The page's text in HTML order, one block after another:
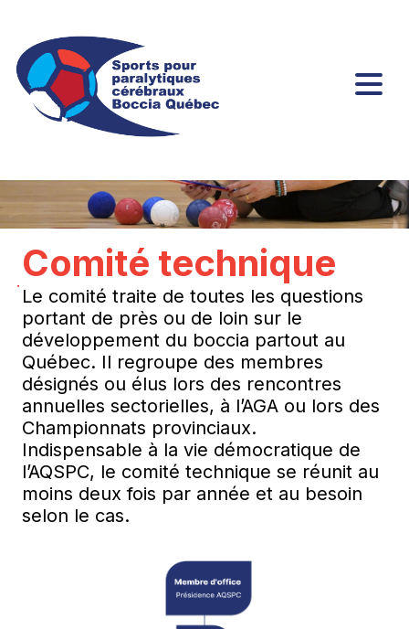
Comité technique
Le comité traite de toutes les questions
portant de près ou de loin sur le
développement du boccia partout au
Québec. Il regroupe des membres
désignés ou élus lors des rencontres
annuelles sectorielles, à l’AGA ou lors des
Championnats provinciaux.
Indispensable à la vie démocratique de
l’AQSPC, le comité technique se réunit au
moins deux fois par année et au besoin
selon le cas.